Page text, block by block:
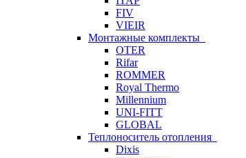
FIV
VIEIR
Монтажные комплекты
OTER
Rifar
ROMMER
Royal Thermo
Millennium
UNI-FITT
GLOBAL
Теплоноситель отопления
Dixis